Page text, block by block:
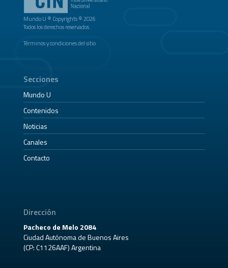
Mundo U ® Copyrights © 2026
Todos los derechos reservados.
Términos y condiciones del sitio
Secciones
Mundo U
Contenidos
Noticias
Canales
Contacto
Dirección
Pacheco de Melo 2084
Ciudad Autónoma de Buenos Aires
(CP: C1126AAF) Argentina